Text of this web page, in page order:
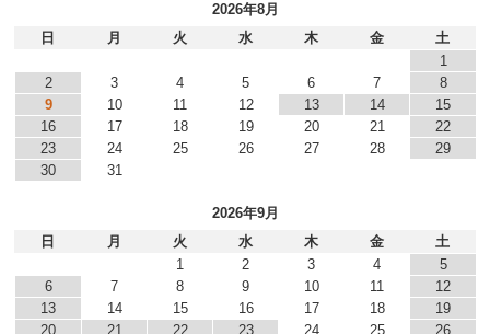
2026年8月
日
月 火 水 木 金
土
1
2
3 4 5 6 7
8
9
10 11 12 13 14
15
16
17 18 19 20 21
22
23
24 25 26 27 28
29
30
31
2026年9月
日
月 火 水 木 金
土
1
2 3 4
5
6
7 8 9 10 11
12
13
14 15 16 17 18
19
20
21 22 23 24 25 26